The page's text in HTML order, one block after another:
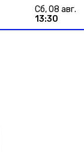
сб, 08 авг.
13:30